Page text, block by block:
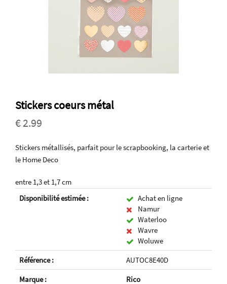
Stickers coeurs métal
€ 2.99
Stickers métallisés, parfait pour le scrapbooking, la carterie et
le Home Deco
entre 1,3 et 1,7 cm
Disponibilité estimée :
Achat en ligne
Namur
Waterloo
Wavre
Woluwe
Référence :
AUTOC8E40D
Marque :
Rico